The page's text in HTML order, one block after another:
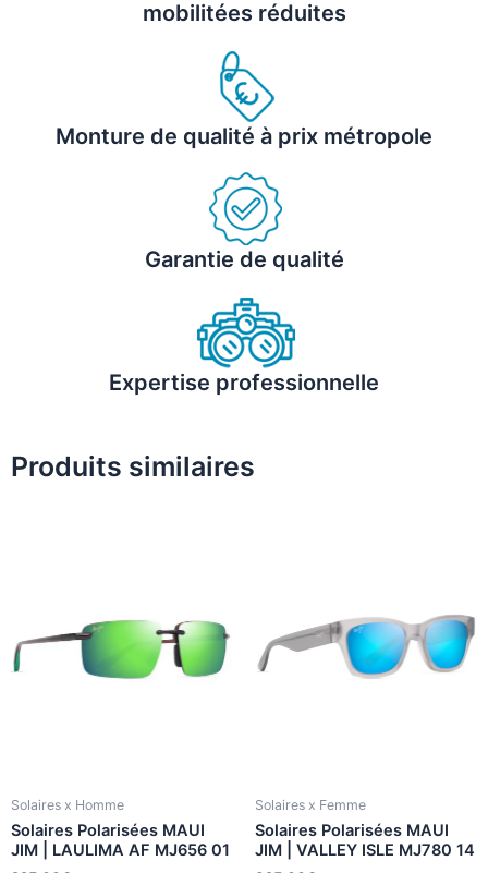
mobilitées réduites
Monture de qualité à prix métropole
Garantie de qualité
Expertise professionnelle
Produits similaires
Solaires x Homme
Solaires Polarisées MAUI
JIM | LAULIMA AF MJ656 01
Solaires x Femme
Solaires Polarisées MAUI
JIM | VALLEY ISLE MJ780 14